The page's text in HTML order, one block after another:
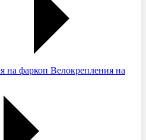
Велокрепления на